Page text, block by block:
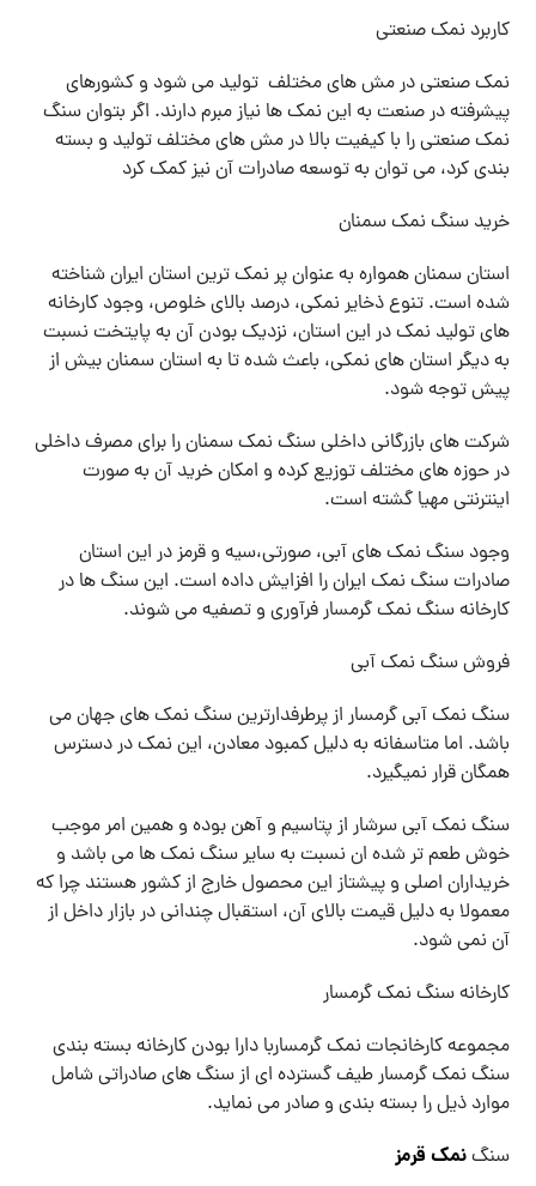
کاربرد نمک صنعتی
نمک صنعتی در مش های مختلف تولید می شود و کشورهای
پیشرفته در صنعت به این نمک ها نیاز مبرم دارند. اگر بتوان سنگ
نمک صنعتی را با کیفیت بالا در مش های مختلف تولید و بسته
بندی کرد، می توان به توسعه صادرات آن نیز کمک کرد
خرید سنگ نمک سمنان
استان سمنان همواره به عنوان پر نمک ترین استان ایران شناخته
شده است. تنوع ذخایر نمکی، درصد بالای خلوص، وجود کارخانه
های تولید نمک در این استان، نزدیک بودن آن به پایتخت نسبت
به دیگر استان های نمکی، باعث شده تا به استان سمنان بیش از
پیش توجه شود.
شرکت های بازرگانی داخلی سنگ نمک سمنان را برای مصرف داخلی
در حوزه های مختلف توزیع کرده و امکان خرید آن به صورت
اینترنتی مهیا گشته است.
وجود سنگ نمک های آبی، صورتی،سیه و قرمز در این استان
صادرات سنگ نمک ایران را افزایش داده است. این سنگ ها در
کارخانه سنگ نمک گرمسار فرآوری و تصفیه می شوند.
فروش سنگ نمک آبی
سنگ نمک آبی گرمسار از پرطرفدارترین سنگ نمک های جهان می
باشد. اما متاسفانه به دلیل کمبود معادن، این نمک در دسترس
همگان قرار نمیگیرد.
سنگ نمک آبی سرشار از پتاسیم و آهن بوده و همین امر موجب
خوش طعم تر شده ان نسبت به سایر سنگ نمک ها می باشد و
خریداران اصلی و پیشتاز این محصول خارج از کشور هستند چرا که
معمولا به دلیل قیمت بالای آن، استقبال چندانی در بازار داخل از
آن نمی شود.
کارخانه سنگ نمک گرمسار
مجموعه کارخانجات نمک گرمساربا دارا بودن کارخانه بسته بندی
سنگ نمک گرمسار طیف گسترده ای از سنگ های صادراتی شامل
موارد ذیل را بسته بندی و صادر می نماید.
سنگنمک قرمز